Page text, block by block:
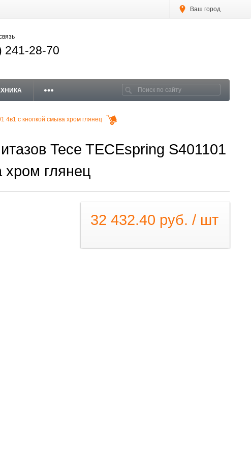
Ваш город
241-28-70
4в1 с кнопкой смыва хром глянец
Tece TECEspring S401101
хром глянец
32 432.40 руб. / шт